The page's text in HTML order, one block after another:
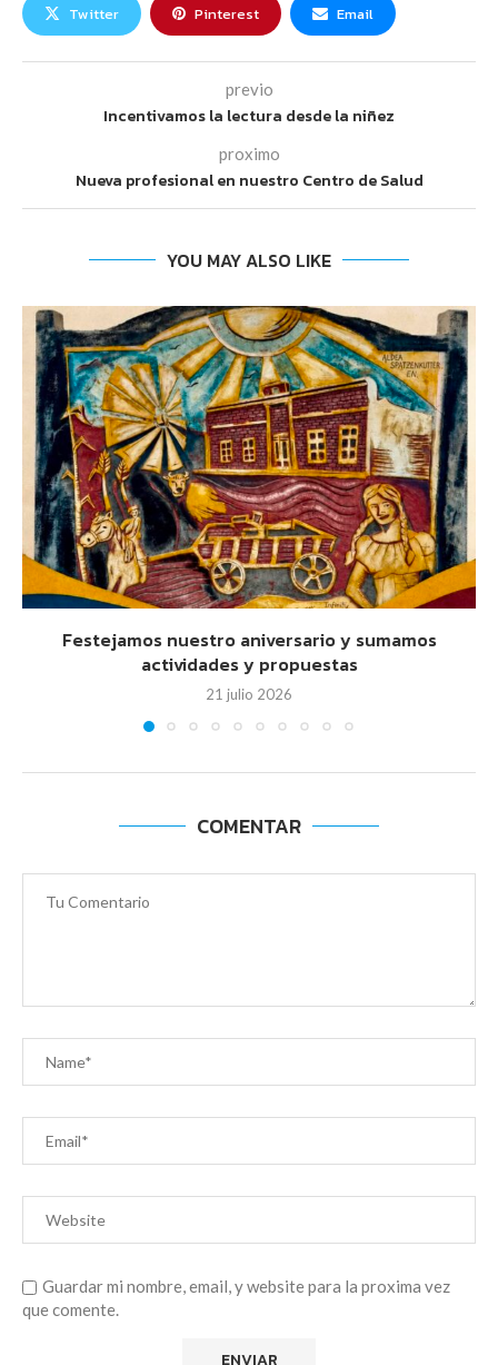
Twitter Pinterest Email
previo
Incentivamos la lectura desde la niñez
proximo
Nueva profesional en nuestro Centro de Salud
YOU MAY ALSO LIKE
Festejamos nuestro aniversario y sumamos
actividades y propuestas
21 julio 2026
COMENTAR
Guardar mi nombre, email, y website para la proxima vez
que comente.